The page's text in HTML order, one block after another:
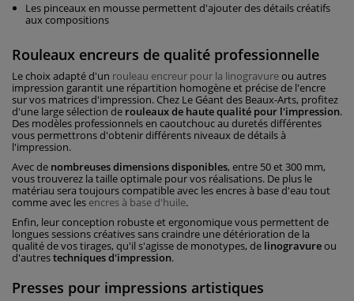
Les pinceaux en mousse permettent d'ajouter des détails créatifs
aux compositions
Rouleaux encreurs de qualité professionnelle
Le choix adapté d'un rouleau encreur pour la linogravureou autres
impression garantit une répartition homogène et précise de l'encre
sur vos matrices d'impression. Chez Le Géant des Beaux-Arts, profitez
d'une large sélection de rouleaux de haute qualité pour l'impression.
Des modèles professionnels en caoutchouc au duretés différentes
vous permettrons d'obtenir différents niveaux de détails à
l'impression.
Avec de nombreuses dimensions disponibles, entre 50 et 300 mm,
vous trouverez la taille optimale pour vos réalisations. De plus le
matériau sera toujours compatible avec les encres à base d'eau tout
comme avec les encres à base d'huile.
Enfin, leur conception robuste et ergonomique vous permettent de
longues sessions créatives sans craindre une détérioration de la
qualité de vos tirages, qu'il s'agisse de monotypes, de linogravureou
d'autrestechniques d'impression.
Presses pour impressions artistiques